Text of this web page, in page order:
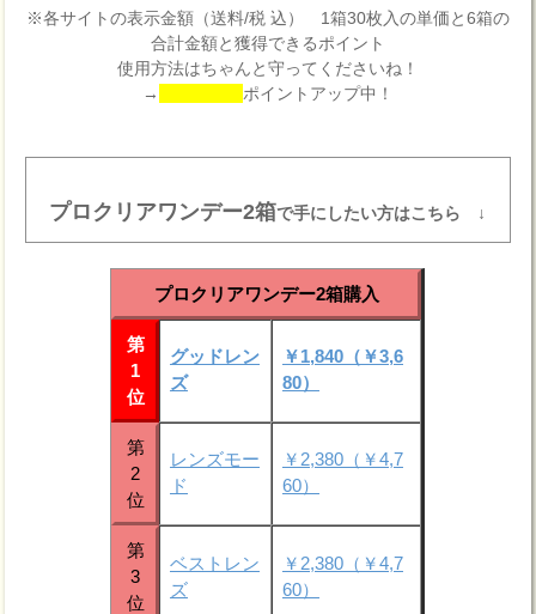
※各サイトの表示金額（送料/税 込） 1箱30枚入の単価と6箱の
合計金額と獲得できるポイント
使用方法はちゃんと守ってくださいね！
→
ポイントアップ中！
プロクリアワンデー2箱で手にしたい方はこちら ↓
プロクリアワンデー2箱購入
第
1
位
グッドレン
ズ
￥1,840（￥3,6
80）
第
2
位
レンズモー
ド
￥2,380（￥4,7
60）
第
3
位
ベストレン
ズ
￥2,380（￥4,7
60）